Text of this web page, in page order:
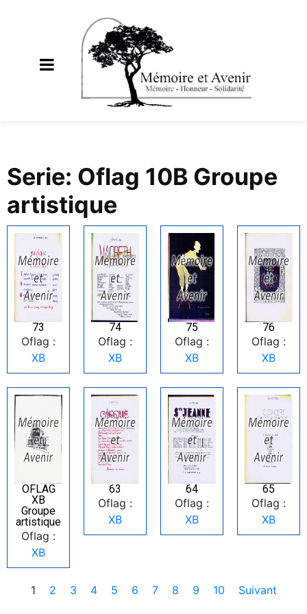
Serie: Oflag 10B Groupe
artistique
73
Oflag :
XB
74
Oflag :
XB
75
Oflag :
XB
76
Oflag :
XB
OFLAG
XB
Groupe
artistique
Oflag :
XB
63
Oflag :
XB
64
Oflag :
XB
65
Oflag :
XB
1 2 3 4 5 6 7 8 9 10 Suivant